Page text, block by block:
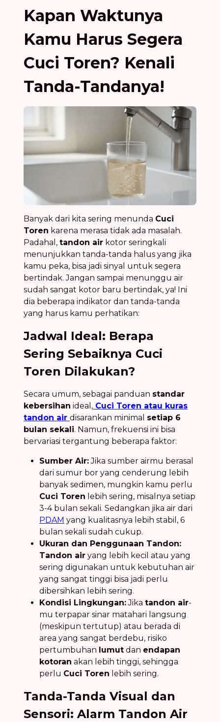
Kapan Waktunya
Kamu Harus Segera
Cuci Toren? Kenali
Tanda-Tandanya!
Banyak dari kita sering menunda Cuci
Toren karena merasa tidak ada masalah.
Padahal, tandon air kotor seringkali
menunjukkan tanda-tanda halus yang jika
kamu peka, bisa jadi sinyal untuk segera
bertindak. Jangan sampai menunggu air
sudah sangat kotor baru bertindak, ya! Ini
dia beberapa indikator dan tanda-tanda
yang harus kamu perhatikan:
Jadwal Ideal: Berapa
Sering Sebaiknya Cuci
Toren Dilakukan?
Secara umum, sebagai panduan standar
kebersihan ideal, Cuci Toren atau kuras
tandon air disarankan minimal setiap 6
bulan sekali. Namun, frekuensi ini bisa
bervariasi tergantung beberapa faktor:
Sumber Air:Jika sumber airmu berasal
dari sumur bor yang cenderung lebih
banyak sedimen, mungkin kamu perlu
Cuci Toren lebih sering, misalnya setiap
3-4 bulan sekali. Sedangkan jika air dari
PDAM yang kualitasnya lebih stabil, 6
bulan sekali sudah cukup.
Ukuran dan Penggunaan Tandon:
Tandon air yang lebih kecil atau yang
sering digunakan untuk kebutuhan air
yang sangat tinggi bisa jadi perlu
dibersihkan lebih sering.
Kondisi Lingkungan:Jika tandon air-
mu terpapar sinar matahari langsung
(meskipun tertutup) atau berada di
area yang sangat berdebu, risiko
pertumbuhan lumut dan endapan
kotoran akan lebih tinggi, sehingga
perlu Cuci Toren lebih sering.
Tanda-Tanda Visual dan
Sensori: Alarm Tandon Air